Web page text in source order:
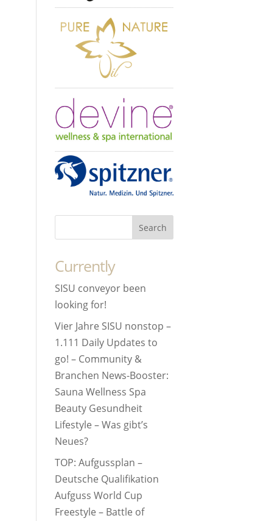
Currently
SISU conveyor been
looking for!
Vier Jahre SISU nonstop –
1.111 Daily Updates to
go! – Community &
Branchen News-Booster:
Sauna Wellness Spa
Beauty Gesundheit
Lifestyle – Was gibt’s
Neues?
TOP: Aufgussplan –
Deutsche Qualifikation
Aufguss World Cup
Freestyle – Battle of